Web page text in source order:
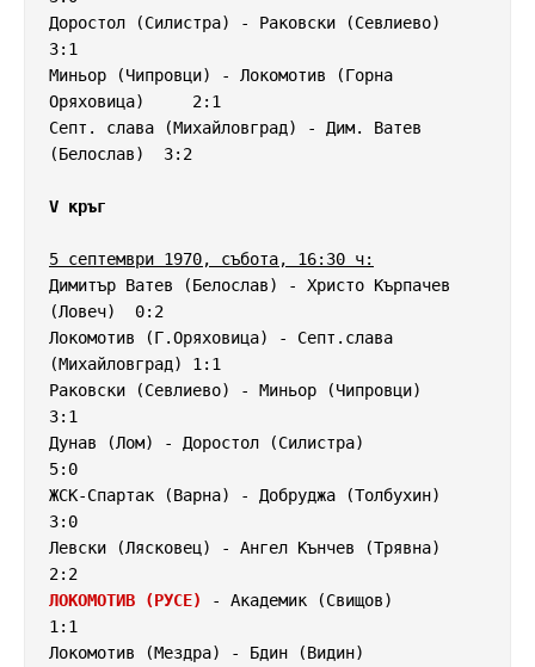
Доростол (Силистра) - Раковски (Севлиево)
3:1
Миньор (Чипровци) - Локомотив (Горна
Оряховица)     2:1
Септ. слава (Михайловград) - Дим. Ватев
(Белослав)  3:2
V кръг
5 септември 1970, събота, 16:30 ч:
Димитър Ватев (Белослав) - Христо Кърпачев
(Ловеч)  0:2
Локомотив (Г.Оряховица) - Септ.слава
(Михайловград) 1:1
Раковски (Севлиево) - Миньор (Чипровци)
3:1
Дунав (Лом) - Доростол (Силистра)
5:0
ЖСК-Спартак (Варна) - Добруджа (Толбухин)
3:0
Левски (Лясковец) - Ангел Кънчев (Трявна)
ЛОКОМОТИВ (РУСЕ)
- Академик (Свищов)
1:1
Локомотив (Мездра) - Бдин (Видин)